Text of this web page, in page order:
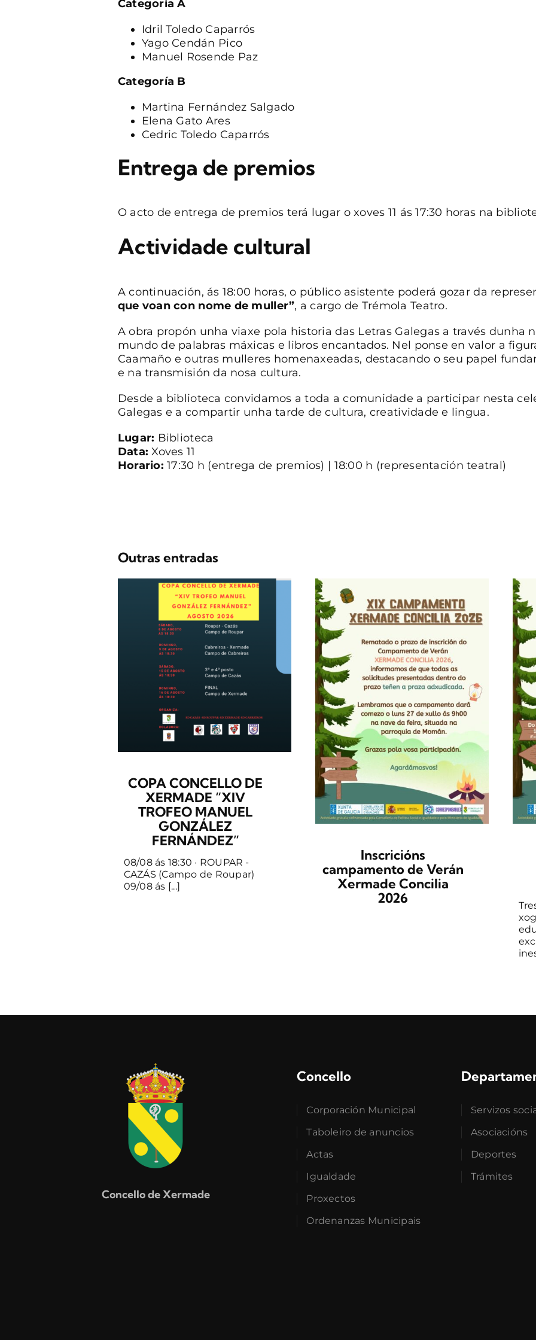
Categoría A
Idril Toledo Caparrós
Yago Cendán Pico
Manuel Rosende Paz
Categoría B
Martina Fernández Salgado
Elena Gato Ares
Cedric Toledo Caparrós
Entrega de premios
O acto de entrega de premios terá lugar o xoves 11 ás 17:30 horas na
Actividade cultural
A continuación, ás 18:00 horas, o público asistente poderá gozar da
que voan con nome de muller”, a cargo de Trémola Teatro.
A obra propón unha viaxe pola historia das Letras Galegas a través dunha
mundo de palabras máxicas e libros encantados. Nel ponse en valor a
Caamaño e outras mulleres homenaxeadas, destacando o seu papel
e na transmisión da nosa cultura.
Desde a biblioteca convidamos a toda a comunidade a participar nesta
Galegas e a compartir unha tarde de cultura, creatividade e lingua.
Lugar: Biblioteca
Data: Xoves 11
Horario: 17:30 h (entrega de premios) | 18:00 h (representación teatral)
Outras entradas
COPA CONCELLO DE
XERMADE “XIV
TROFEO MANUEL
GONZÁLEZ
FERNÁNDEZ”
08/08 ás 18:30 · ROUPAR -
CAZÁS (Campo de Roupar)
09/08 ás [...]
Inscricións
campamento de Verán
Xermade Concilia
2026
Concello de Xermade
Concello
Corporación Municipal
Taboleiro de anuncios
Actas
Igualdade
Proxectos
Ordenanzas Municipais
Servizos
Asociacións
Deportes
Trámites